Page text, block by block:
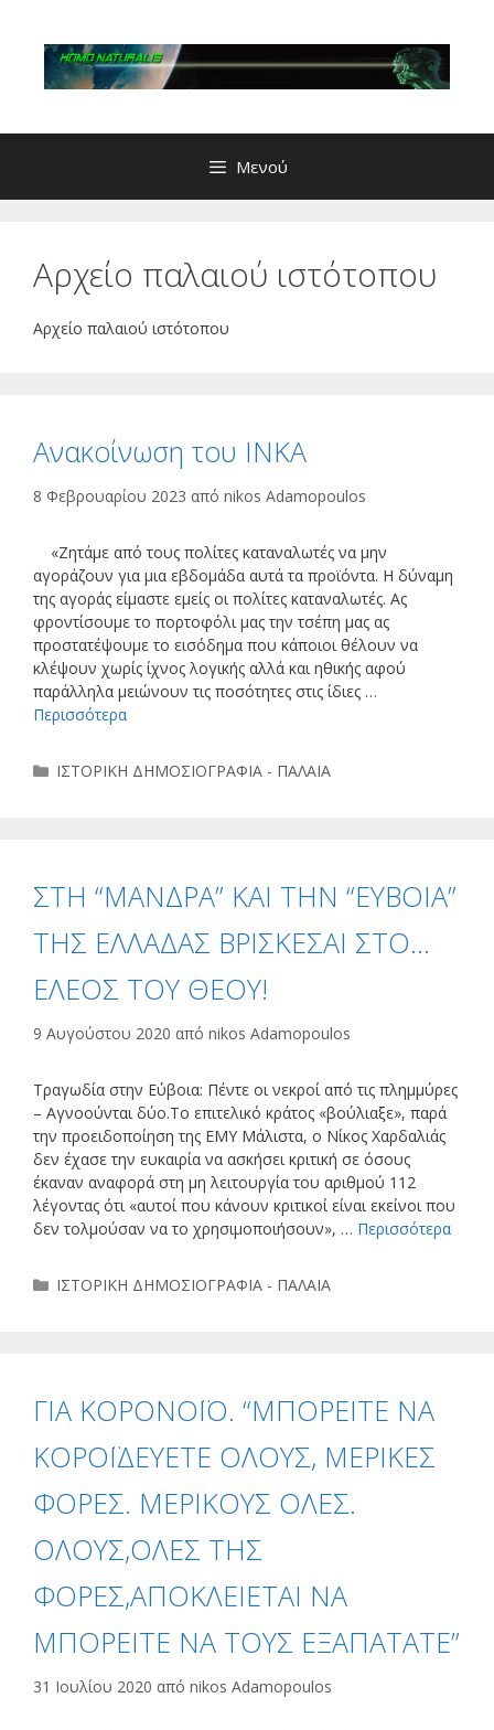
περιεχόμενο
Μενού
Αρχείο παλαιού ιστότοπου
Αρχείο παλαιού ιστότοπου
Ανακοίνωση του ΙΝΚΑ
8 Φεβρουαρίου 2023 από nikos Adamopoulos
«Ζητάμε από τους πολίτες καταναλωτές να μην
αγοράζουν για μια εβδομάδα αυτά τα προϊόντα. Η δύναμη
της αγοράς είμαστε εμείς οι πολίτες καταναλωτές. Ας
φροντίσουμε το πορτοφόλι μας την τσέπη μας ας
προστατέψουμε το εισόδημα που κάποιοι θέλουν να
κλέψουν χωρίς ίχνος λογικής αλλά και ηθικής αφού
παράλληλα μειώνουν τις ποσότητες στις ίδιες …
Περισσότερα
Κατηγορίες
ΙΣΤΟΡΙΚΗ ΔΗΜΟΣΙΟΓΡΑΦΙΑ - ΠΑΛΑΙΑ
ΣΤH “MANΔΡΑ” ΚΑΙ ΤΗΝ “ΕΥΒΟΙΑ”
ΤΗΣ ΕΛΛΑΔΑΣ ΒΡΙΣΚΕΣΑΙ ΣΤΟ…
ΕΛΕΟΣ ΤΟΥ ΘΕΟΥ!
9 Αυγούστου 2020 από nikos Adamopoulos
Τραγωδία στην Εύβοια: Πέντε οι νεκροί από τις πλημμύρες
– Αγνοούνται δύο.Το επιτελικό κράτος «βούλιαξε», παρά
την προειδοποίηση της ΕΜΥ Μάλιστα, ο Νίκος Χαρδαλιάς
δεν έχασε την ευκαιρία να ασκήσει κριτική σε όσους
έκαναν αναφορά στη μη λειτουργία του αριθμού 112
λέγοντας ότι «αυτοί που κάνουν κριτικοί είναι εκείνοι που
δεν τολμούσαν να το χρησιμοποιήσουν», … Περισσότερα
Κατηγορίες
ΙΣΤΟΡΙΚΗ ΔΗΜΟΣΙΟΓΡΑΦΙΑ - ΠΑΛΑΙΑ
ΓΙΑ ΚΟΡΟΝΟΪΟ. “ΜΠΟΡΕΙΤΕ ΝΑ
ΚΟΡΟΪΔΕΥΕΤΕ ΟΛΟΥΣ, ΜΕΡΙΚΕΣ
ΦΟΡΕΣ. ΜΕΡΙΚΟΥΣ ΟΛΕΣ.
ΟΛΟΥΣ,ΟΛΕΣ ΤΗΣ
ΦΟΡΕΣ,ΑΠΟΚΛΕΙΕΤΑΙ ΝΑ
ΜΠΟΡΕΙΤΕ ΝΑ ΤΟΥΣ ΕΞΑΠΑΤΑΤΕ”
31 Ιουλίου 2020 από nikos Adamopoulos